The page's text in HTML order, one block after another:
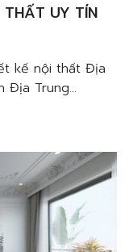
THẤT UY TÍN
kế nội thất Địa
Địa Trung